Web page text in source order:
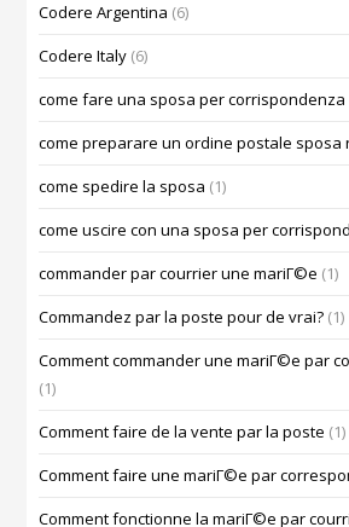
Codere Argentina (6)
Codere Italy (6)
come fare una sposa per corrispondenza
come preparare un ordine postale sposa
come spedire la sposa (1)
come uscire con una sposa per
commander par courrier une mariГ©e (1)
Commandez par la poste pour de vrai? (1)
Comment commander une mariГ©e par
(1)
Comment faire de la vente par la poste (1)
Comment faire une mariГ©e par
Comment fonctionne la mariГ©e par